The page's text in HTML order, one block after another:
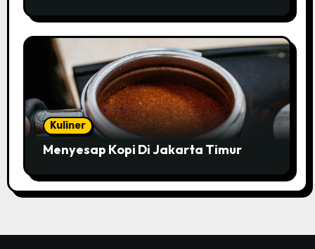
Kuliner
Menyesap Kopi Di Jakarta Timur